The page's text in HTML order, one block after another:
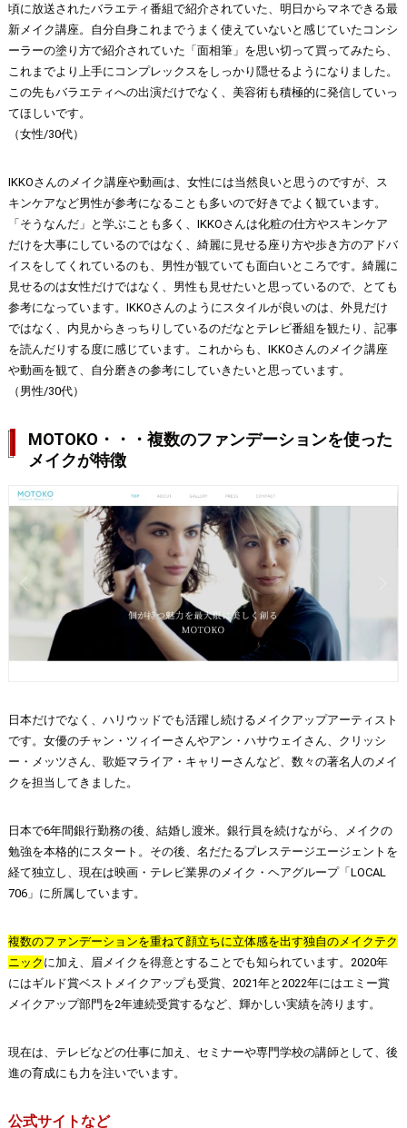
頃に放送されたバラエティ番組で紹介されていた、明日からマネできる最
新メイク講座。自分自身これまでうまく使えていないと感じていたコンシ
ーラーの塗り方で紹介されていた「面相筆」を思い切って買ってみたら、
これまでより上手にコンプレックスをしっかり隠せるようになりました。
この先もバラエティへの出演だけでなく、美容術も積極的に発信していっ
てほしいです。
（女性/30代）
IKKOさんのメイク講座や動画は、女性には当然良いと思うのですが、ス
キンケアなど男性が参考になることも多いので好きでよく観ています。
「そうなんだ」と学ぶことも多く、IKKOさんは化粧の仕方やスキンケア
だけを大事にしているのではなく、綺麗に見せる座り方や歩き方のアドバ
イスをしてくれているのも、男性が観ていても面白いところです。綺麗に
見せるのは女性だけではなく、男性も見せたいと思っているので、とても
参考になっています。IKKOさんのようにスタイルが良いのは、外見だけ
ではなく、内見からきっちりしているのだなとテレビ番組を観たり、記事
を読んだりする度に感じています。これからも、IKKOさんのメイク講座
や動画を観て、自分磨きの参考にしていきたいと思っています。
（男性/30代）
MOTOKO・・・複数のファンデーションを使った
メイクが特徴
日本だけでなく、ハリウッドでも活躍し続けるメイクアップアーティスト
です。女優のチャン・ツィイーさんやアン・ハサウェイさん、クリッシ
ー・メッツさん、歌姫マライア・キャリーさんなど、数々の著名人のメイ
クを担当してきました。
日本で6年間銀行勤務の後、結婚し渡米。銀行員を続けながら、メイクの
勉強を本格的にスタート。その後、名だたるプレステージエージェントを
経て独立し、現在は映画・テレビ業界のメイク・ヘアグループ「LOCAL
706」に所属しています。
複数のファンデーションを重ねて顔立ちに立体感を出す独自のメイクテク
ニック に加え、眉メイクを得意とすることでも知られています。2020年
にはギルド賞ベストメイクアップも受賞、2021年と2022年にはエミー賞
メイクアップ部門を2年連続受賞するなど、輝かしい実績を誇ります。
現在は、テレビなどの仕事に加え、セミナーや専門学校の講師として、後
進の育成にも力を注いでいます。
公式サイトなど